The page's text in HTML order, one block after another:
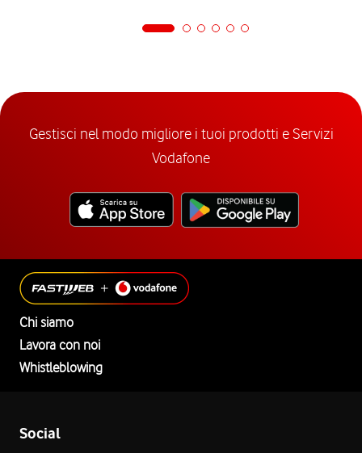
Gestisci nel modo migliore i tuoi prodotti e Servizi
Vodafone
Chi siamo
Lavora con noi
Whistleblowing
Social